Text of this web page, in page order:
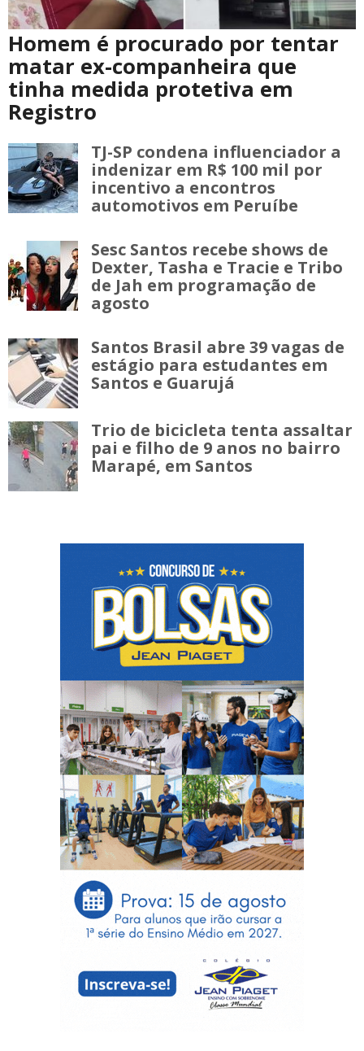
Homem é procurado por tentar
matar ex-companheira que
tinha medida protetiva em
Registro
TJ-SP condena influenciador a
indenizar em R$ 100 mil por
incentivo a encontros
automotivos em Peruíbe
Sesc Santos recebe shows de
Dexter, Tasha e Tracie e Tribo
de Jah em programação de
agosto
Santos Brasil abre 39 vagas de
estágio para estudantes em
Santos e Guarujá
Trio de bicicleta tenta assaltar
pai e filho de 9 anos no bairro
Marapé, em Santos